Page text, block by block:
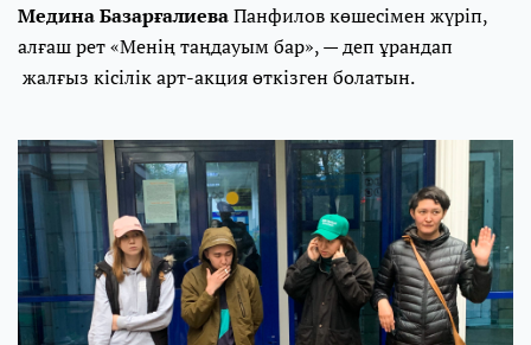
Медина БазарғалиеваПанфилов көшесімен жүріп,
алғаш рет «Менің таңдауым бар», — деп ұрандап
жалғыз кісілік арт-акция өткізген болатын.